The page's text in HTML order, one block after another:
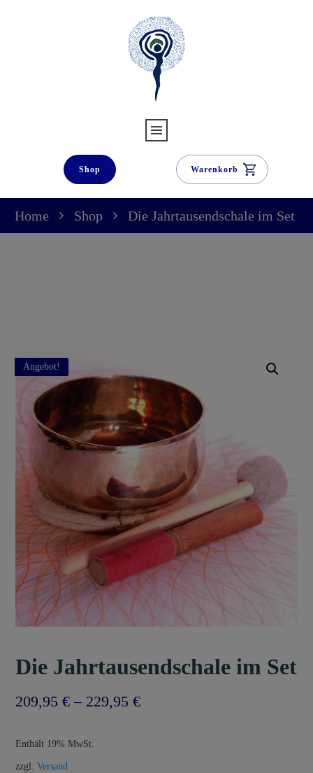
Shop Warenkorb
Home Shop Die Jahrtausendschale im Set
Angebot!
Die Jahrtausendschale im Set
209,95 € – 229,95 €Preisspanne:
Enthält 19% MwSt.
zzgl. Versand